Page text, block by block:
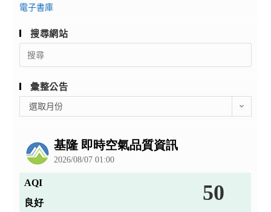
電子書庫
搜尋網站
Search
for:
彙整公告
整
選取月份